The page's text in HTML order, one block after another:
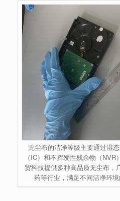
无尘布的洁净等级主要通过湿
（IC）和不挥发性残余物（
贸科技提供多种高品质无尘布，
药等行业，满足不同洁净环